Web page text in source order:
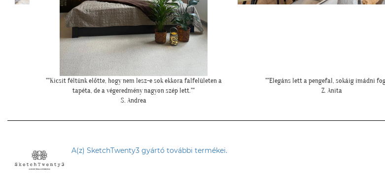
""Elegáns lett a pengefal, sokáig imádni fogjuk""
Z. Anita
""Gyönyörűek a tapéták. A szakember is boldog volt,
könnyű volt feltenni, magas minőségüknek
A(z) SketchTwenty3 gyártó további termékei.